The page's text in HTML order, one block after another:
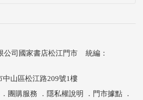
公司國家書店松江門市 統編：
中山區松江路209號1樓
． 團購服務 ． 隱私權說明 ． 門市據點 ．